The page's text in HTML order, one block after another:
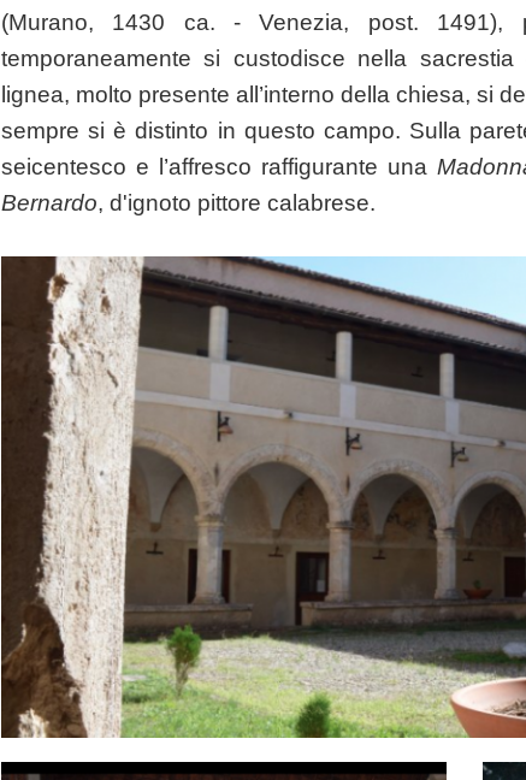
(Murano, 1430 ca. - Venezia, post. 1491),
temporaneamente si custodisce nella
lignea, molto presente all’interno della chiesa, si
sempre si è distinto in questo campo. Sulla
seicentesco e l’affresco raffigurante una
Bernardo, d'ignoto pittore calabrese.